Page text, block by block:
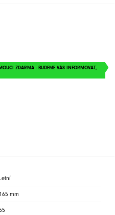
ZDARMA - BUDEME VÁS INFORMOVAT,
Letní
165 mm